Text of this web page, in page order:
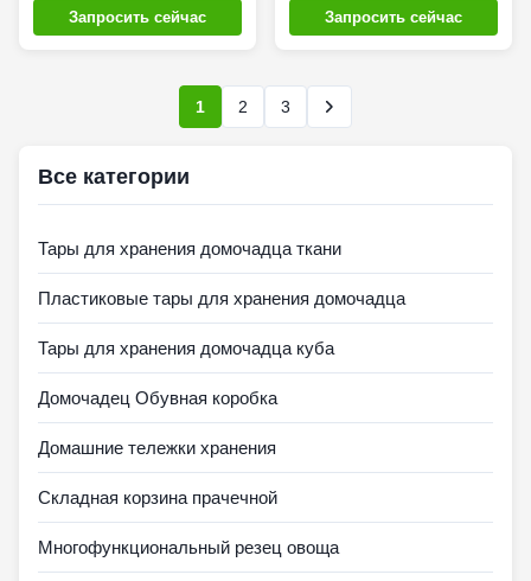
хранения домочадца
куба непахучая
Запросить сейчас
крышек голубое
Запросить сейчас
1 2 3
Все категории
Тары для хранения домочадца ткани
Пластиковые тары для хранения домочадца
Тары для хранения домочадца куба
Домочадец Обувная коробка
Домашние тележки хранения
Складная корзина прачечной
Многофункциональный резец овоща